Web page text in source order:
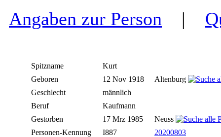
Angaben zur Person |
Spitzname
Kurt
Geboren
12 Nov 1918
Altenburg
Geschlecht
männlich
Beruf
Kaufmann
Gestorben
17 Mrz 1985
Neuss
Personen-Kennung
I887
20200803